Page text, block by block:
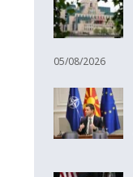
05/08/2026